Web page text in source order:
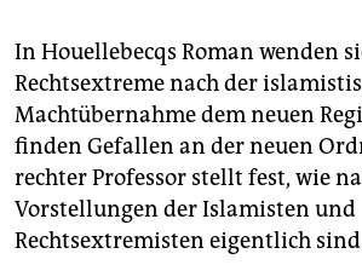
In Houellebecqs Roman wenden
Rechtsextreme nach der
Machtübernahme dem neuen
finden Gefallen an der neuen
rechter Professor stellt fest, wie
Vorstellungen der Islamisten und
Rechtsextremisten eigentlich